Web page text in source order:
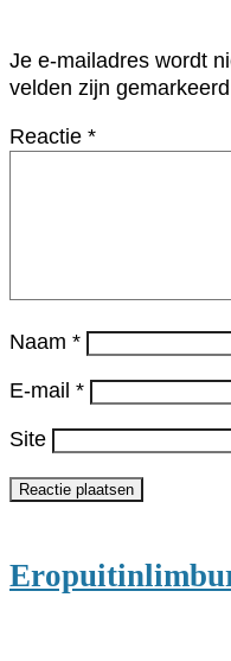
Je e-mailadres wordt
velden zijn
Reactie *
Naam *
E-mail *
Site